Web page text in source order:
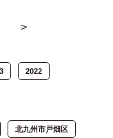
>
2022
北九州市戸畑区